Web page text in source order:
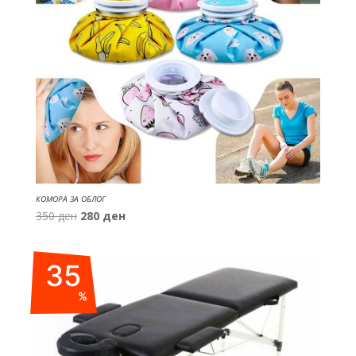
КОМОРА ЗА ОБЛОГ
350ден Original
was:
350 ден.
280 денCurrent
35
%